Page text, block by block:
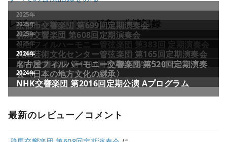
レビュー／コメントが多い公演記録
最新のレビュー／コメント